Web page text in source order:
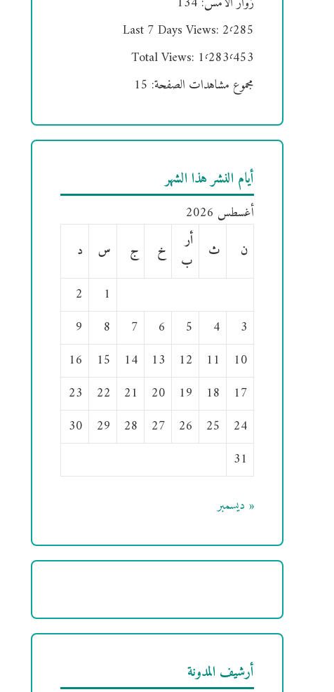
Last 7 Days Views: 2٬285
Total Views: 1٬283٬453
مجموع مشاهدات الصفحة: 15
أيام النشر هذا الشهر
أغسطس 2026
ن
ث
أر
ب
خ ج س
د
1
2
3
4
5
6
7
8
9
10
11
12
13
14
15
16
17
18
19
20
21
22
23
24
25
26
27
28
29
30
31
« ديسمبر
أرشيف المدونة